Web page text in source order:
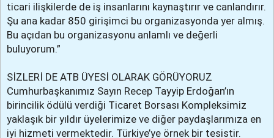
ticari ilişkilerde de iş insanlarını kaynaştırır ve canlandırır.
Şu ana kadar 850 girişimci bu organizasyonda yer almış.
Bu açıdan bu organizasyonu anlamlı ve değerli
buluyorum.”
SİZLERİ DE ATB ÜYESİ OLARAK GÖRÜYORUZ
Cumhurbaşkanımız Sayın Recep Tayyip Erdoğan’ın
birincilik ödülü verdiği Ticaret Borsası Kompleksimiz
yaklaşık bir yıldır üyelerimize ve diğer paydaşlarımıza en
iyi hizmeti vermektedir. Türkiye’ye örnek bir tesistir.